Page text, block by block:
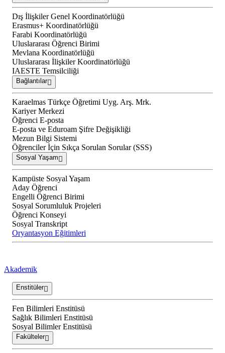
Dış İlişkiler Genel Koordinatörlüğü
Erasmus+ Koordinatörlüğü
Farabi Koordinatörlüğü
Uluslararası Öğrenci Birimi
Mevlana Koordinatörlüğü
Uluslararası İlişkiler Koordinatörlüğü
IAESTE Temsilciliği
Bağlantılar
Karaelmas Türkçe Öğretimi Uyg. Arş. Mrk.
Kariyer Merkezi
Öğrenci E-posta
E-posta ve Eduroam Şifre Değişikliği
Mezun Bilgi Sistemi
Öğrenciler İçin Sıkça Sorulan Sorular (SSS)
Sosyal Yaşam
Kampüste Sosyal Yaşam
Aday Öğrenci
Engelli Öğrenci Birimi
Sosyal Sorumluluk Projeleri
Öğrenci Konseyi
Sosyal Transkript
Oryantasyon Eğitimleri
Akademik
Enstitüler
Fen Bilimleri Enstitüsü
Sağlık Bilimleri Enstitüsü
Sosyal Bilimler Enstitüsü
Fakülteler